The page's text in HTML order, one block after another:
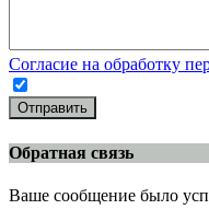
Согласие на обработку
Отправить
Обратная связь
Ваше сообщение было